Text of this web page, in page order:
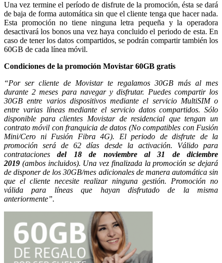
Una vez termine el período de disfrute de la promoción, ésta se dará
de baja de forma automática sin que el cliente tenga que hacer nada.
Esta promoción no tiene ninguna letra pequeña y la operadora
desactivará los bonos una vez haya concluido el periodo de esta. En
caso de tener los datos compartidos, se podrán compartir también los
60GB de cada línea móvil.
Condiciones de la promoción Movistar 60GB gratis
“Por ser cliente de Movistar te regalamos 30GB más al mes
durante 2 meses para navegar y disfrutar. Puedes compartir los
30GB entre varios dispositivos mediante el servicio MultiSIM o
entre varias líneas mediante el servicio datos compartidos. Sólo
disponible para clientes Movistar de residencial que tengan un
contrato móvil con franquicia de datos (No compatibles con Fusión
Mini/Cero ni Fusión Fibra 4G). El periodo de disfrute de la
promoción será de 62 días desde la activación. Válido para
contratacionesdel 18 de noviembre al 31 de diciembre
2019 (ambos incluidos). Una vez finalizada la promoción se dejará
de disponer de los 30GB/mes adicionales de manera automática sin
que el cliente necesite realizar ninguna gestión. Promoción no
válida para líneas que hayan disfrutado de la misma
anteriormente”.